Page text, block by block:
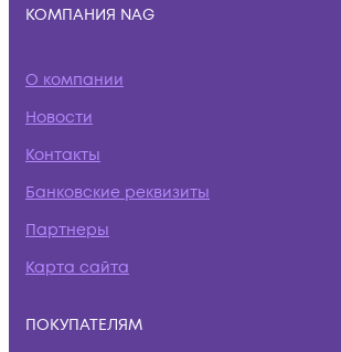
КОМПАНИЯ NAG
О компании
Новости
Контакты
Банковские реквизиты
Партнеры
Карта сайта
ПОКУПАТЕЛЯМ